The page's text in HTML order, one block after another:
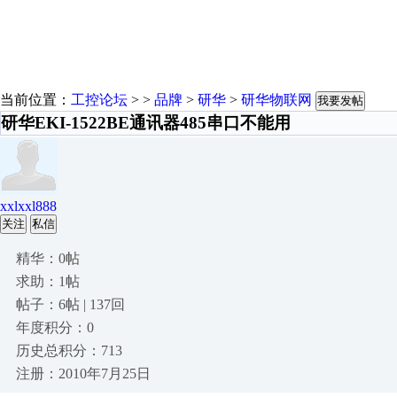
当前位置： 工控论坛 > > 品牌 > 研华 > 研华物联网 我要发帖
研华EKI-1522BE通讯器485串口不能用
xxlxxl888
关注 私信
精华：0帖
求助：1帖
帖子：6帖 | 137回
年度积分：0
历史总积分：713
注册：2010年7月25日